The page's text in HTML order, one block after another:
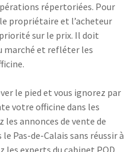
répertoriées. Pour
propriétaire et l’acheteur
sur le prix. Il doit
marché et refléter les
le pied et vous ignorez par
votre officine dans les
les annonces de vente de
Pas-de-Calais sans réussir à
les experts du cabinet POD